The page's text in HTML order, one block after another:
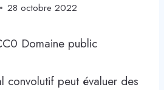
28 octobre 2022
Domaine public
convolutif peut évaluer des